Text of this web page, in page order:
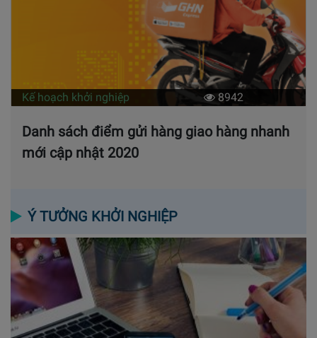
Kế hoạch khởi nghiệp 8942
Danh sách điểm gửi hàng giao hàng nhanh
mới cập nhật 2020
Ý TƯỞNG KHỞI NGHIỆP